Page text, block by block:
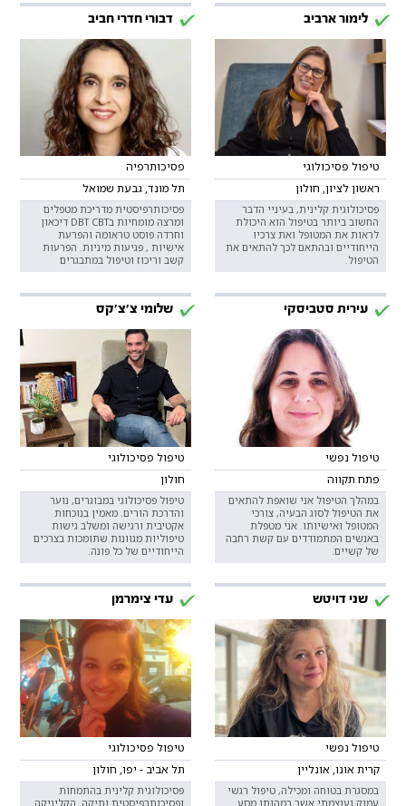
לימור ארביב
טיפול פסיכולוגי
ראשון לציון, חולון
פסיכולוגית קלינית, בעיניי הדבר
החשוב ביותר בטיפול הוא היכולת
לראות את המטופל ואת צרכיו
הייחודיים ובהתאם לכך להתאים את
הטיפול.
דבורי חדרי חביב
פסיכותרפיה
תל מונד, גבעת שמואל
פסיכותרפיסטית מדריכת מטפלים
ומרצה מומחיות בDBT CBT דיכאון
וחרדה פוסט טראומה והפרעת
אישיות , פגיעות מיניות. הפרעות
קשב וריכוז וטיפול במתבגרים
עירית סטביסקי
טיפול נפשי
פתח תקווה
במהלך הטיפול אני שואפת להתאים
את הטיפול לסוג הבעיה, צורכי
המטופל ואישיותו. אני מטפלת
באנשים המתמודדים עם קשת רחבה
של קשיים.
שלומי צ'צ'קס
טיפול פסיכולוגי
חולון
טיפול פסיכולוגי במבוגרים, נוער
והדרכת הורים. מאמין בנוכחות
אקטיבית ורגישה ומשלב גישות
טיפוליות מגוונות שתומכות בצרכים
הייחודיים של כל פונה.
שני דויטש
טיפול נפשי
קרית אונו, אונליין
במסגרת בטוחה ומכילה, טיפול רגשי
עמוק ועוצמתי אשר במהותו מסע
עדי צימרמן
טיפול פסיכולוגי
תל אביב - יפו, חולון
פסיכולוגית קלינית בהתמחות
ופסיכותרפיסטית ותיקה. הקליניקה